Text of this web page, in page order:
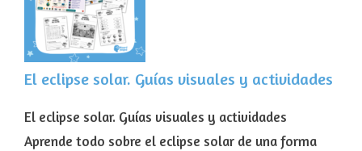
El eclipse solar. Guías visuales y actividades
El eclipse solar. Guías visuales y actividades
Aprende todo sobre el eclipse solar de una forma